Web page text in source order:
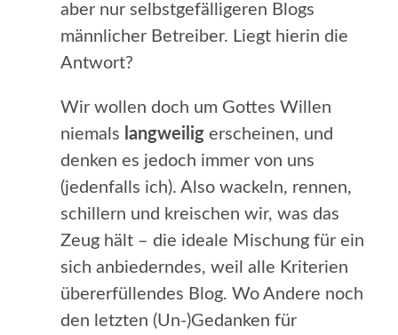
aber nur selbstgefälligeren Blogs
männlicher Betreiber. Liegt hierin die
Antwort?
Wir wollen doch um Gottes Willen
niemals langweilig erscheinen, und
denken es jedoch immer von uns
(jedenfalls ich). Also wackeln, rennen,
schillern und kreischen wir, was das
Zeug hält – die ideale Mischung für ein
sich anbiederndes, weil alle Kriterien
übererfüllendes Blog. Wo Andere noch
den letzten (Un-)Gedanken für